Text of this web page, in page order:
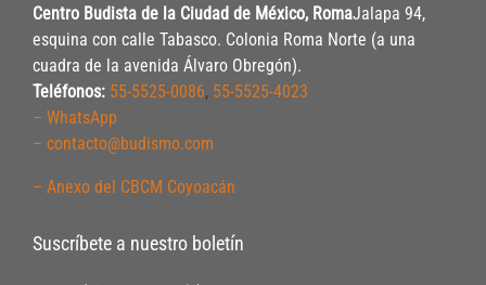
Centro Budista de la Ciudad de México, RomaJalapa 94,
esquina con calle Tabasco. Colonia Roma Norte (a una
cuadra de la avenida Álvaro Obregón).
Teléfonos: 55-5525-0086, 55-5525-4023
– WhatsApp
– contacto@budismo.com
– Anexo del CBCM Coyoacán
Suscríbete a nuestro boletín